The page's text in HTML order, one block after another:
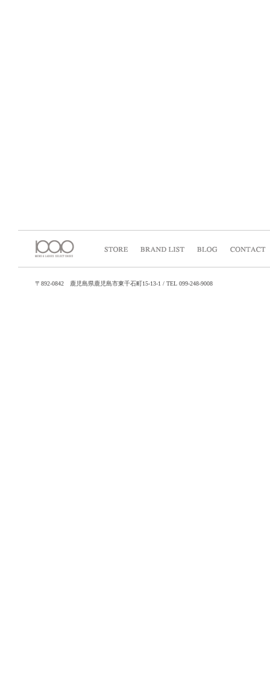
〒892-0842 鹿児島県鹿児島市東千石町15-13-1 / TEL 099-248-9008